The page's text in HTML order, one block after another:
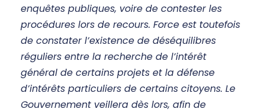
enquêtes publiques, voire de contester les
procédures lors de recours. Force est toutefois
de constater l’existence de déséquilibres
réguliers entre la recherche de l’intérêt
général de certains projets et la défense
d’intérêts particuliers de certains citoyens. Le
Gouvernement veillera dès lors, afin de